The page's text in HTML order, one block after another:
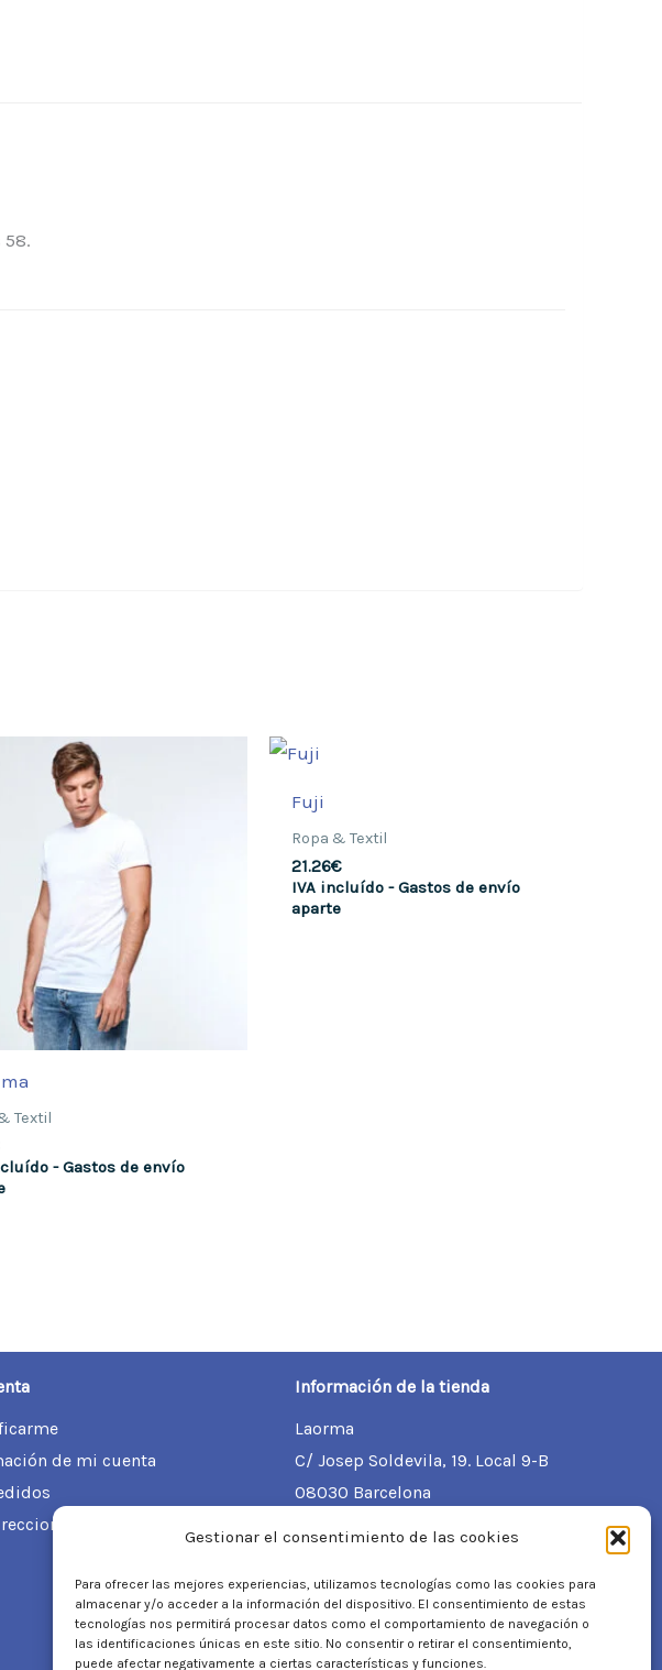
Gestionar el consentimiento de las cookies
Para ofrecer las mejores experiencias, utilizamos tecnologías como las cookies para
almacenar y/o acceder a la información del dispositivo. El consentimiento de estas
tecnologías nos permitirá procesar datos como el comportamiento de navegación o
las identificaciones únicas en este sitio. No consentir o retirar el consentimiento,
puede afectar negativamente a ciertas características y funciones.
Textil
- Gastos de envío
Fuji
Ropa & Textil
21.26€
IVA incluído - Gastos de envío
aparte
de mi cuenta
Información de la tienda
Laorma
C/ Josep Soldevila, 19. Local 9-B
08030 Barcelona